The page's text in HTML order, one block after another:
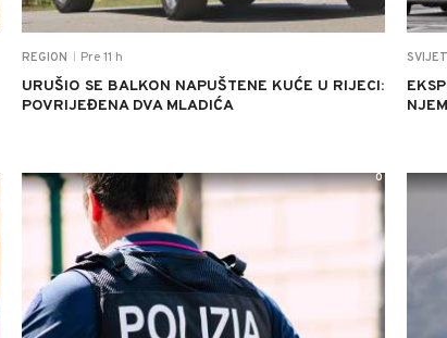
REGION Pre 11 h
URUŠIO SE BALKON NAPUŠTENE KUĆE U RIJECI:
POVRIJEĐENA DVA MLADIĆA
SVIJET
0